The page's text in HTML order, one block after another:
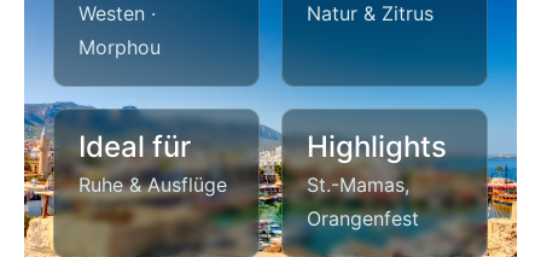
Westen ·
Morphou
Natur & Zitrus
Ideal für
Ruhe & Ausflüge
Highlights
St.-Mamas,
Orangenfest